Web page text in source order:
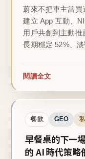
蔚來不把車主當買
建立 App 互動、
用戶共創到主動
長期穩定 52%、
閱讀全文
餐飲 GEO
早餐桌的下一
的 AI 時代策略